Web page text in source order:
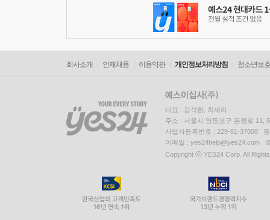
회사소개 인재채용 이용약관 개인정보처리방침 청소년보
대표 : 김석환, 최세라
주소 : 서울시 영등포구 은행로 11,
사업자등록번호 : 229-81-37000
이메일 : yes24help@yes24.com
Copyright ⓒ YES24 Corp. All